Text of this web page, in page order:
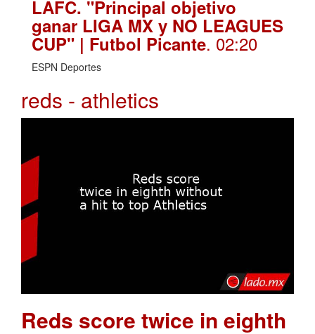
LAFC. "Principal objetivo
ganar LIGA MX y NO LEAGUES
CUP" | Futbol Picante. 02:20
ESPN Deportes
reds - athletics
Reds score twice in eighth